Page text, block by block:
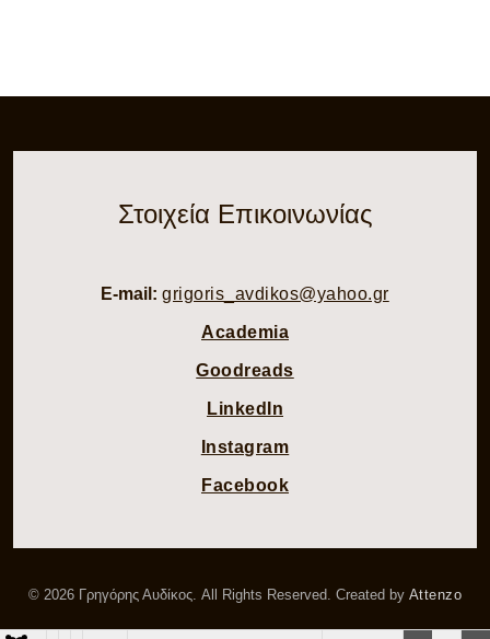
Στοιχεία Επικοινωνίας
E-mail: grigoris_avdikos@yahoo.gr
Academia
Goodreads
LinkedIn
Instagram
Facebook
© 2026 Γρηγόρης Αυδίκος. All Rights Reserved. Created by Attenzo